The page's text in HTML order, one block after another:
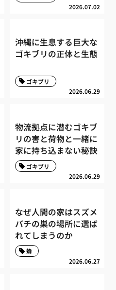
2026.07.02
沖縄に生息する巨大な
ゴキブリの正体と生態
2026.06.29
ゴキブリ
物流拠点に潜むゴキブ
リの害と荷物と一緒に
家に持ち込まない秘訣
2026.06.29
ゴキブリ
なぜ人間の家はスズメ
バチの巣の場所に選ば
れてしまうのか
2026.06.27
蜂